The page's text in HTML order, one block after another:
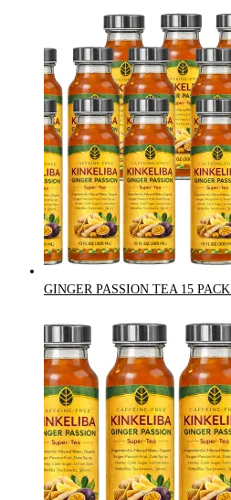
GINGER PASSION TEA 15 PACK